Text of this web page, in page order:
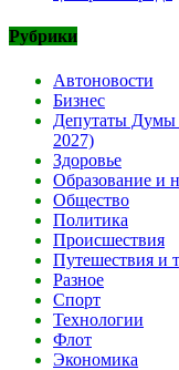
Рубрики
Автоновости
Бизнес
Депутаты Думы
2027)
Здоровье
Образование и
Общество
Политика
Происшествия
Путешествия и
Разное
Спорт
Технологии
Флот
Экономика